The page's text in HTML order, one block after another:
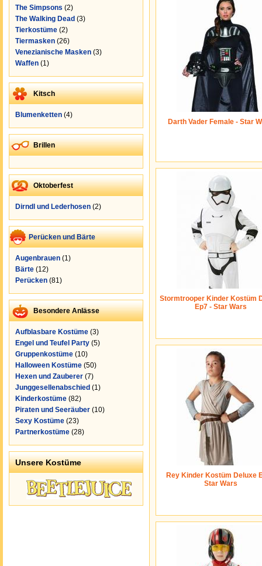
The Simpsons (2)
The Walking Dead (3)
Tierkostüme (2)
Tiermasken (26)
Venezianische Masken (3)
Waffen (1)
Kitsch
Blumenketten (4)
Brillen
Oktoberfest
Dirndl und Lederhosen (2)
Perücken und Bärte
Augenbrauen (1)
Bärte (12)
Perücken (81)
Besondere Anlässe
Aufblasbare Kostüme (3)
Engel und Teufel Party (5)
Gruppenkostüme (10)
Halloween Kostüme (50)
Hexen und Zauberer (7)
Junggesellenabschied (1)
Kinderkostüme (82)
Piraten und Seeräuber (10)
Sexy Kostüme (23)
Partnerkostüme (28)
Unsere Kostüme
Darth Vader Female - Star
Stormtrooper Kinder Kostüm
Ep7 - Star Wars
Rey Kinder Kostüm Deluxe
Star Wars